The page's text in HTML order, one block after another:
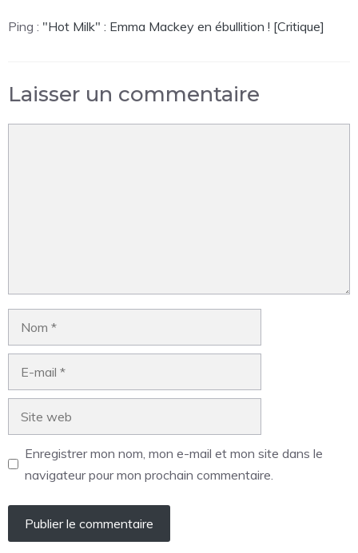
Ping : "Hot Milk" : Emma Mackey en ébullition ! [Critique]
Laisser un commentaire
Enregistrer mon nom, mon e-mail et mon site dans le
navigateur pour mon prochain commentaire.